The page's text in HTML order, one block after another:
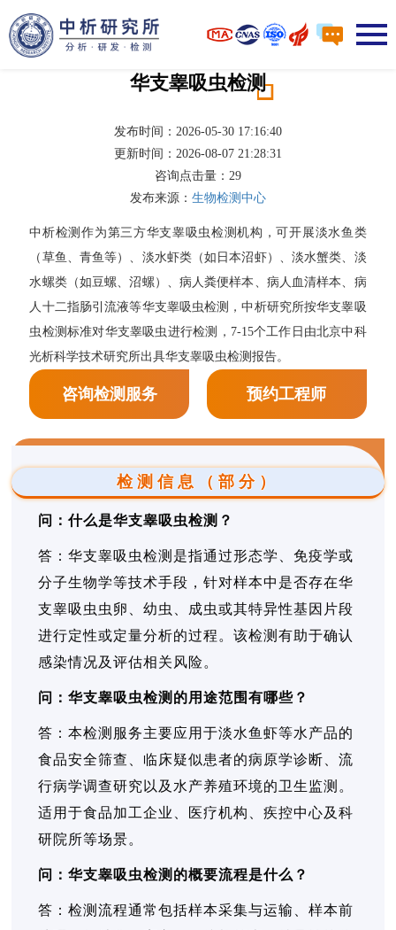
华支睾吸虫检测
发布时间：2026-05-30 17:16:40
更新时间：2026-08-07 21:28:31
咨询点击量： 29
发布来源： 生物检测中心
中析检测作为第三方华支睾吸虫检测机构，可开展淡水鱼类
（草鱼、青鱼等）、淡水虾类（如日本沼虾）、淡水蟹类、淡
水螺类（如豆螺、沼螺）、病人粪便样本、病人血清样本、病
人十二指肠引流液等华支睾吸虫检测，中析研究所按华支睾吸
虫检测标准对华支睾吸虫进行检测，7-15个工作日由北京中科
光析科学技术研究所出具华支睾吸虫检测报告。
咨询检测服务 预约工程师
检测信息（部分）
问：什么是华支睾吸虫检测？
答：华支睾吸虫检测是指通过形态学、免疫学或
分子生物学等技术手段，针对样本中是否存在华
支睾吸虫虫卵、幼虫、成虫或其特异性基因片段
进行定性或定量分析的过程。该检测有助于确认
感染情况及评估相关风险。
问：华支睾吸虫检测的用途范围有哪些？
答：本检测服务主要应用于淡水鱼虾等水产品的
食品安全筛查、临床疑似患者的病原学诊断、流
行病学调查研究以及水产养殖环境的卫生监测。
适用于食品加工企业、医疗机构、疾控中心及科
研院所等场景。
问：华支睾吸虫检测的概要流程是什么？
答：检测流程通常包括样本采集与运输、样本前